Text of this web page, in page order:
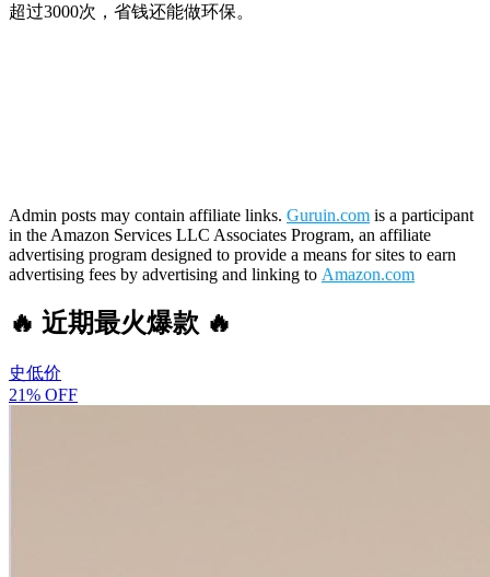
超过3000次，省钱还能做环保。
Admin posts may contain affiliate links. Guruin.com is a participant
in the Amazon Services LLC Associates Program, an affiliate
advertising program designed to provide a means for sites to earn
advertising fees by advertising and linking to Amazon.com
🔥 近期最火爆款 🔥
史低价
21% OFF